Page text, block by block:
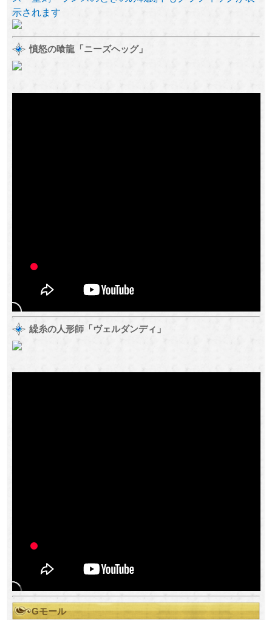
示されます
憤怒の喰龍「ニーズヘッグ」
繰糸の人形師「ヴェルダンディ」
Gモール